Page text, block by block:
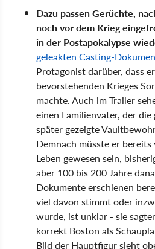
Dazu passen Gerüchte,
noch vor dem Krieg
in der Postapokalypse
geleakten Casting-
Protagonist darüber, dass
bevorstehenden Krieges
machte. Auch im Trailer
einen Familienvater, der
später gezeigte
Demnach müsste er
Leben gewesen sein,
aber 100 bis 200 Jahre
Dokumente erschienen
viel davon stimmt oder
wurde, ist unklar - sie
korrekt Boston als
Bild der Hauptfigur sieht